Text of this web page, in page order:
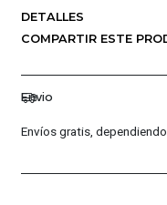
Distintivo De Estilo
Cualquier Outfit Casual
DETALLES
COMPARTIR ESTE
Envio
Envíos gratis,